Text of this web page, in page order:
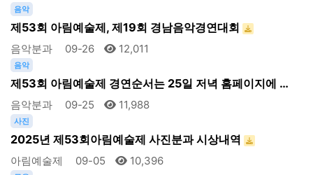
음악
제53회 아림예술제, 제19회 경남음악경연대회
음악분과 09-26 12,011
음악
제53회 아림예술제 경연순서는 25일 저녁 홈페이지에 …
음악분과 09-25 11,988
사진
2025년 제53회아림예술제 사진분과 시상내역
아림예술제 09-05 10,396